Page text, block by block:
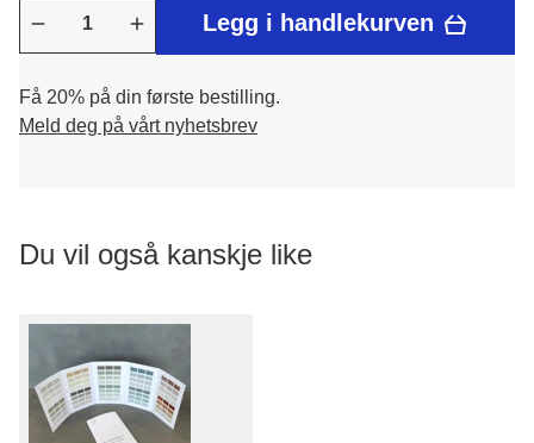
Legg i handlekurven
Få 20% på din første bestilling.
Meld deg på vårt nyhetsbrev
Du vil også kanskje like